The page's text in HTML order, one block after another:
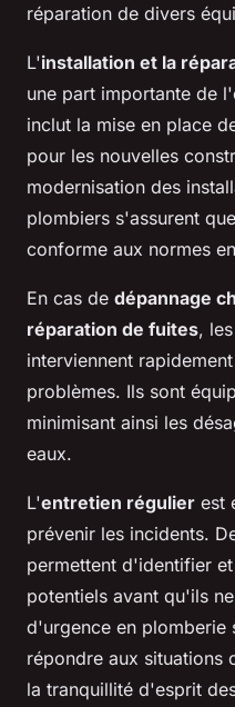
réparation de divers
L'installation et la
une part importante de
inclut la mise en place
pour les nouvelles
modernisation des
plombiers s'assurent
conforme aux normes
En cas de dépannage
réparation de fuites,
interviennent
problèmes. Ils sont
minimisant ainsi les
eaux.
L'entretien régulier est
prévenir les incidents.
permettent d'identifier
potentiels avant qu'ils
d'urgence en plomberie
répondre aux situations
la tranquillité d'esprit